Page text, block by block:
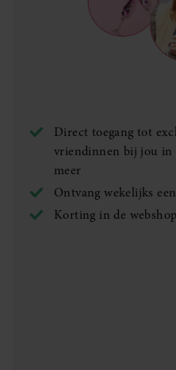
Direct toegang tot
vriendinnen bij jou in
meer
Ontvang wekelijks
Korting in de webshop